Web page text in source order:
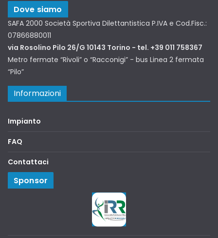
Dove siamo
SAFA 2000 Società Sportiva Dilettantistica P.IVA e Cod.Fisc.:
07866880011
via Rosolino Pilo 26/G 10143 Torino - tel. +39 011 758367
Metro fermate “Rivoli” o “Racconigi” - bus Linea 2 fermata
“Pilo”
Informazioni
Impianto
FAQ
Contattaci
Sponsor